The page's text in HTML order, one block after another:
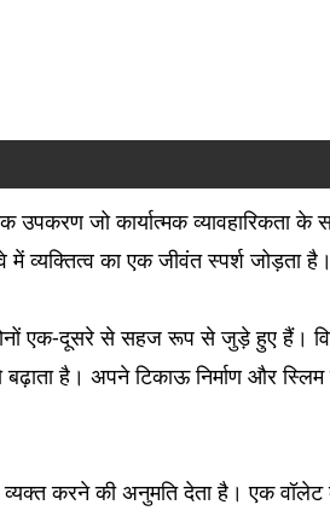
जो कार्यात्मक व्यावहारिकता के
व्यक्तित्व का एक जीवंत स्पर्श जोड़ता है।
एक-दूसरे से सहज रूप से जुड़े हुए हैं।
है। अपने टिकाऊ निर्माण और
व्यक्त करने की अनुमति देता है। एक